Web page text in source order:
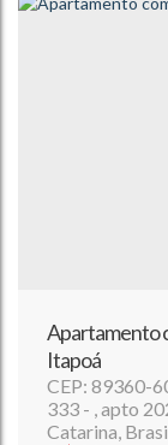
Apartamento
Itapoá
CEP: 89360-
333
,apto
Catarina,